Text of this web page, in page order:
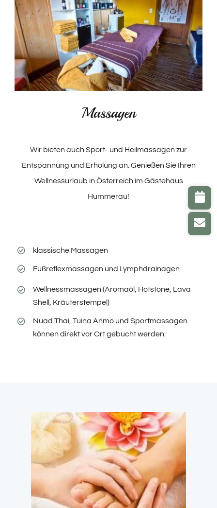
Massagen
Wir bieten auch Sport- und Heilmassagen zur
Entspannung und Erholung an. Genießen Sie Ihren
Wellnessurlaub in Österreich im Gästehaus
Hummerau!
klassische Massagen
Fußreflexmassagen und Lymphdrainagen
Wellnessmassagen (Aromaöl, Hotstone, Lava
Shell, Kräuterstempel)
Nuad Thai, Tuina Anmo und Sportmassagen
können direkt vor Ort gebucht werden.